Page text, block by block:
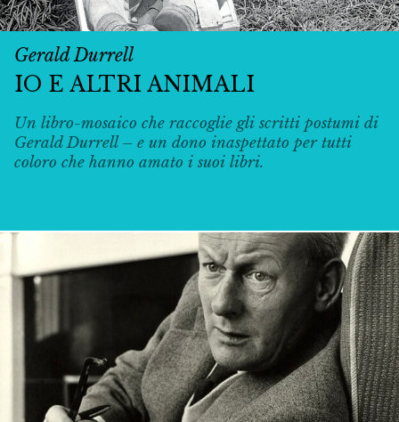
Gerald Durrell
IO E ALTRI ANIMALI
Un libro-mosaico che raccoglie gli scritti postumi di
Gerald Durrell – e un dono inaspettato per tutti
coloro che hanno amato i suoi libri.